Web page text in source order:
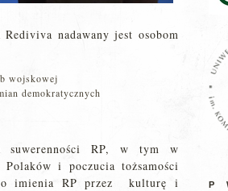
nadawany jest osobom
wojskowej
demokratycznych
suwerenności RP, w tym w
i poczucia tożsamości
imienia RP przez kulturę i
P